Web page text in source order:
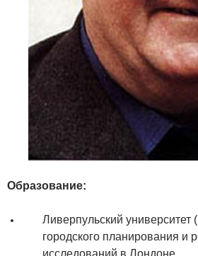
Образование:
Ливерпульский университет
городского планирования и
исследований в Лондоне.